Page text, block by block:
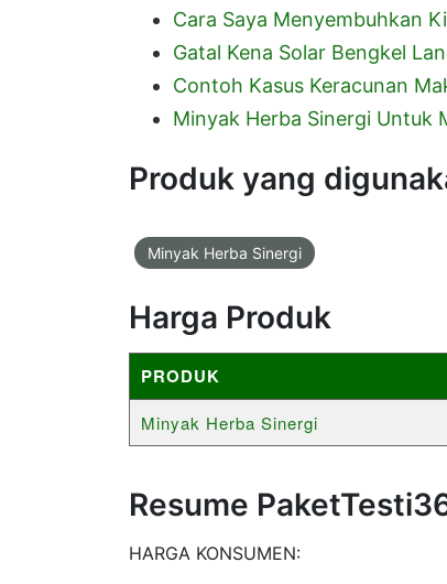
Cara Saya Menyembuhkan
Gatal Kena Solar Bengkel
Contoh Kasus Keracunan
Minyak Herba Sinergi Untuk
Produk yang
Minyak Herba Sinergi
Harga Produk
PRODUK
Minyak Herba Sinergi
Resume
HARGA KONSUMEN: